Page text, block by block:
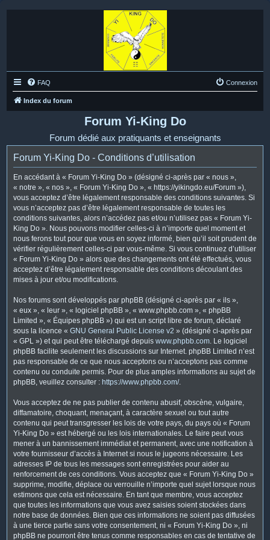
FAQ Connexion
Index du forum
Forum Yi-King Do
Forum dédié aux pratiquants et enseignants
Forum Yi-King Do - Conditions d’utilisation
En accédant à « Forum Yi-King Do » (désigné ci-après par « nous »,
« notre », « nos », « Forum Yi-King Do », « https://yikingdo.eu/Forum »),
vous acceptez d’être légalement responsable des conditions suivantes. Si
vous n’acceptez pas d’être légalement responsable de toutes les
conditions suivantes, alors n’accédez pas et/ou n’utilisez pas « Forum Yi-
King Do ». Nous pouvons modifier celles-ci à n’importe quel moment et
nous ferons tout pour que vous en soyez informé, bien qu’il soit prudent de
vérifier régulièrement celles-ci par vous-même. Si vous continuez d’utiliser
« Forum Yi-King Do » alors que des changements ont été effectués, vous
acceptez d’être légalement responsable des conditions découlant des
mises à jour et/ou modifications.
Nos forums sont développés par phpBB (désigné ci-après par « ils »,
« eux », « leur », « logiciel phpBB », « www.phpbb.com », « phpBB
Limited », « Équipes phpBB ») qui est un script libre de forum, déclaré
sous la licence « GNU General Public License v2 » (désigné ci-après par
« GPL ») et qui peut être téléchargé depuis www.phpbb.com. Le logiciel
phpBB facilite seulement les discussions sur Internet. phpBB Limited n’est
pas responsable de ce que nous acceptons ou n’acceptons pas comme
contenu ou conduite permis. Pour de plus amples informations au sujet de
phpBB, veuillez consulter : https://www.phpbb.com/.
Vous acceptez de ne pas publier de contenu abusif, obscène, vulgaire,
diffamatoire, choquant, menaçant, à caractère sexuel ou tout autre
contenu qui peut transgresser les lois de votre pays, du pays où « Forum
Yi-King Do » est hébergé ou les lois internationales. Le faire peut vous
mener à un bannissement immédiat et permanent, avec une notification à
votre fournisseur d’accès à Internet si nous le jugeons nécessaire. Les
adresses IP de tous les messages sont enregistrées pour aider au
renforcement de ces conditions. Vous acceptez que « Forum Yi-King Do »
supprime, modifie, déplace ou verrouille n’importe quel sujet lorsque nous
estimons que cela est nécessaire. En tant que membre, vous acceptez
que toutes les informations que vous avez saisies soient stockées dans
notre base de données. Bien que ces informations ne soient pas diffusées
à une tierce partie sans votre consentement, ni « Forum Yi-King Do », ni
phpBB ne pourront être tenus comme responsables en cas de tentative de